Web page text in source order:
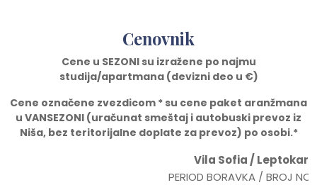
Cenovnik
Cene u SEZONI su izražene po najmu
studija/apartmana (devizni deo u €)
Cene označene zvezdicom * su cene paket aranžmana
u VANSEZONI (uračunat smeštaj i autobuski prevoz iz
Niša, bez teritorijalne doplate za prevoz) po osobi.*
Vila Sofia /
PERIOD BORAVKA / BROJ